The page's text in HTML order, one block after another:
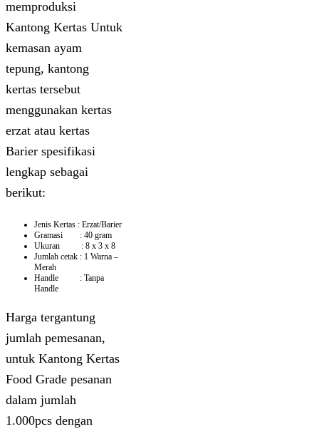
memproduksi
Kantong Kertas Untuk
kemasan ayam
tepung, kantong
kertas tersebut
menggunakan kertas
erzat atau kertas
Barier spesifikasi
lengkap sebagai
berikut:
Jenis Kertas : Erzat/Barier
Gramasi : 40 gram
Ukuran : 8 x 3 x 8
Jumlah cetak : 1 Warna –
Merah
Handle : Tanpa
Handle
Harga tergantung
jumlah pemesanan,
untuk Kantong Kertas
Food Grade pesanan
dalam jumlah
1.000pcs dengan